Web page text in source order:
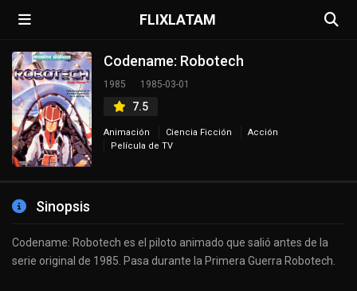
FLIXLATAM
Codename: Robotech
1985 1985-03-01
7.5
Animación Ciencia Ficción
Acción
Película de TV
Sinopsis
Codename: Robotech es el piloto animado que salió antes de la
serie original de 1985. Pasa durante la Primera Guerra Robotech.